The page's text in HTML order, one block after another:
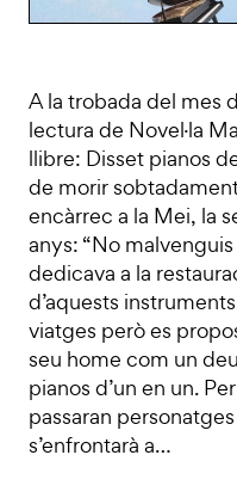
A la trobada del mes
lectura de Novel·la
llibre: Disset pianos
de morir
encàrrec a la Mei, la
anys: “No
dedicava a la
d’aquests
viatges però es
seu home com un
pianos d’un en un.
passaran
s’enfrontarà a…